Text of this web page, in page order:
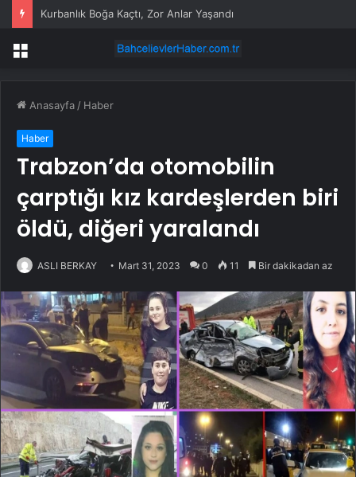
Kurbanlık Boğa Kaçtı, Zor Anlar Yaşandı
Menü
Anasayfa / Haber
Haber
Trabzon’da otomobilin
çarptığı kız kardeşlerden biri
öldü, diğeri yaralandı
ASLI BERKAY Mart 31, 2023 0 11 Bir dakikadan az